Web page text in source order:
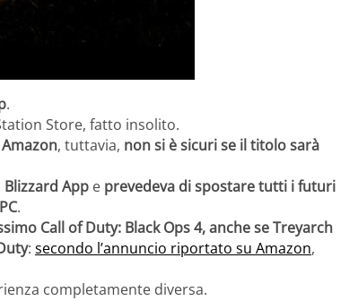
.
Store, fatto insolito.
Amazon, tuttavia, non si è sicuri se il titolo sarà
Blizzard App e prevedeva di spostare tutti i futuri
.
Call of Duty: Black Ops 4, anche se Treyarch
: secondo l’annuncio riportato su Amazon,
completamente diversa.